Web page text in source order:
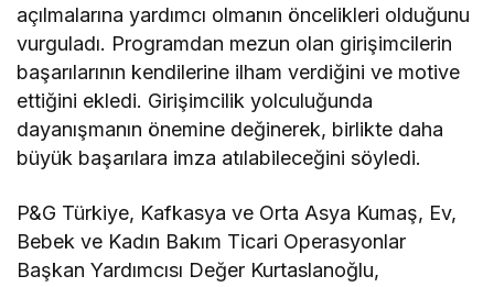
açılmalarına yardımcı olmanın öncelikleri olduğunu
vurguladı. Programdan mezun olan girişimcilerin
başarılarının kendilerine ilham verdiğini ve motive
ettiğini ekledi. Girişimcilik yolculuğunda
dayanışmanın önemine değinerek, birlikte daha
büyük başarılara imza atılabileceğini söyledi.
P&G Türkiye, Kafkasya ve Orta Asya Kumaş, Ev,
Bebek ve Kadın Bakım Ticari Operasyonlar
Başkan Yardımcısı Değer Kurtaslanoğlu,